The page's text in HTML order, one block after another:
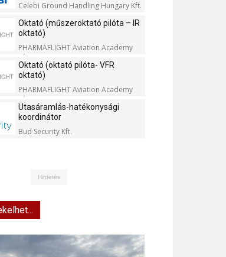
Celebi Ground Handling Hungary Kft.
Oktató (műszeroktató pilóta – IR
oktató)
PHARMAFLIGHT Aviation Academy
Kft.
Oktató (oktató pilóta- VFR
oktató)
PHARMAFLIGHT Aviation Academy
Kft.
Utasáramlás-hatékonysági
koordinátor
Bud Security Kft.
Hirdetés